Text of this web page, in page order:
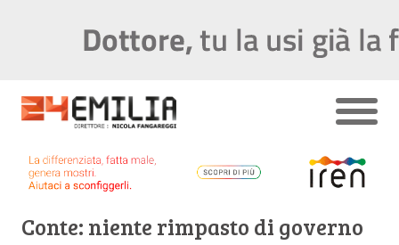
Conte: niente rimpasto di governo